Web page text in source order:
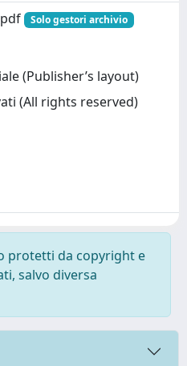
Solo gestori archivio
(Publisher’s layout)
(All rights reserved)
protetti da copyright e
salvo diversa